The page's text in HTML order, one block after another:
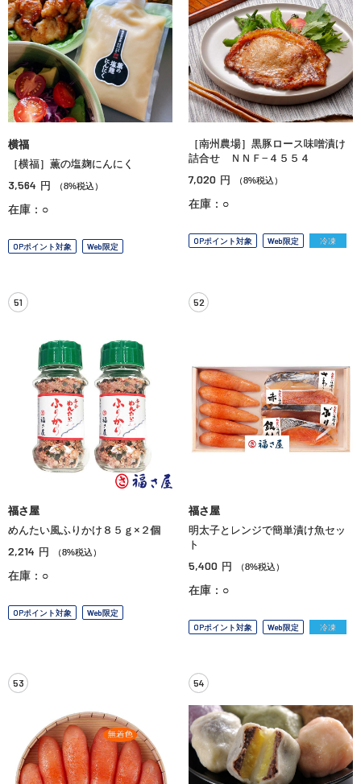
横福
［横福］薫の塩麹にんにく
3,564 円 （8%税込）
在庫：○
OPポイント対象 Web限定
［南州農場］黒豚ロース味噌漬け
詰合せ ＮＮＦ−４５５４
7,020 円 （8%税込）
在庫：○
OPポイント対象 Web限定 冷凍
51
福さ屋
めんたい風ふりかけ８５ｇ×２個
2,214 円 （8%税込）
在庫：○
OPポイント対象 Web限定
52
福さ屋
明太子とレンジで簡単漬け魚セッ
ト
5,400 円 （8%税込）
在庫：○
OPポイント対象 Web限定 冷凍
53 54